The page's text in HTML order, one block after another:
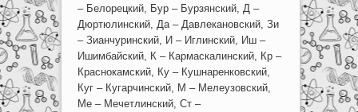
– Белорецкий, Бур – Бурзянский, Д –
Дюртюлинский, Да – Давлекановский, Зи
– Зианчуринский, И – Иглинский, Иш –
Ишимбайский, К – Кармаскалинский, Кр –
Краснокамский, Ку – Кушнаренковский,
Куг – Кугарчинский, М – Мелеузовский,
Ме – Мечетлинский, Ст –